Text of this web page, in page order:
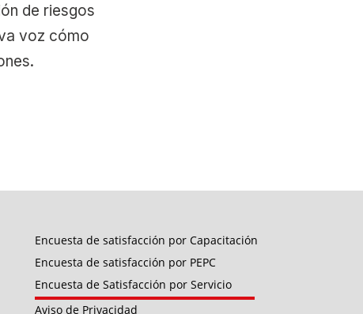
de riesgos
voz cómo
Encuesta de satisfacción por Capacitación
Encuesta de satisfacción por PEPC
Encuesta de Satisfacción por Servicio
Aviso de Privacidad